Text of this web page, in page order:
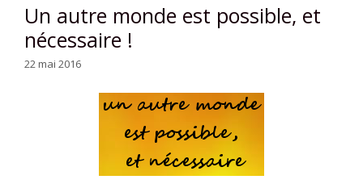
Un autre monde est possible, et
nécessaire !
22 mai 2016